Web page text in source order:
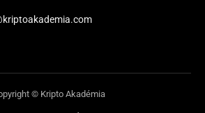
© Kripto Akadémia